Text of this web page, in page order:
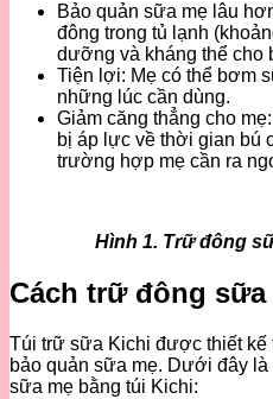
Bảo quản sữa mẹ lâu
đông trong tủ lạnh
dưỡng và kháng thể cho
Tiện lợi: Mẹ có thể bơm
những lúc cần dùng.
Giảm căng thẳng cho
bị áp lực về thời gian bú
trường hợp mẹ cần ra
Hình 1. Trữ đông
Cách trữ đông
Túi trữ sữa Kichi được thiết kế
bảo quản sữa mẹ. Dưới đây
sữa mẹ bằng túi Kichi: